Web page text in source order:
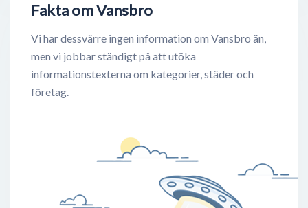
Fakta om Vansbro
Vi har dessvärre ingen information om Vansbro än,
men vi jobbar ständigt på att utöka
informationstexterna om kategorier, städer och
företag.